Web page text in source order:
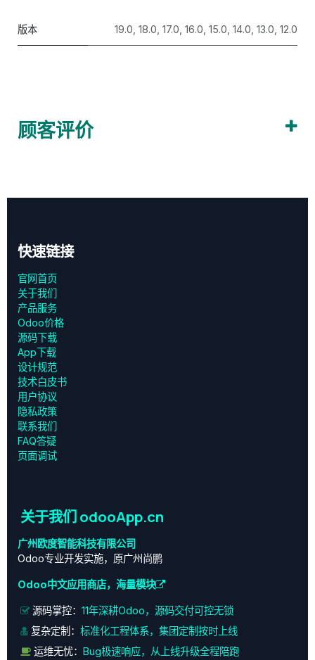
版本 19.0 18.0 17.0 16.0 15.0 14.0 13.0 12.0
顾客评价
快速链接
官网首页
关于我们
产品服务
Odoo价格
源码下载
App下载
设计规范
技术白皮书
用户协议
‎隐私政策‎
联系我们
FAQ答疑
页面调试
关于我们 odooApp.cn
广州欧度智能科技有限公司
Odoo专业开发实施，原广州尚鹏
Odoo中文应用商店，海量模块
源码掌控： 11年深耕Odoo，源码交付可控无锁
复杂定制： 标准化工程体系，集团定制按时上线
运维无忧： Bug极速响应，从上线升级全程陪跑